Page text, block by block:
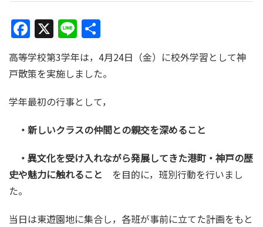
Facebook
X Line
有
高等学校第3学年は， 4月24日（金）に校外学習として神
戸散策を実施しました。
学年最初の行事として，
・新しいクラスの仲間との親交を深めること
・異文化を受け入れながら発展してきた港町・神戸の歴
史や魅力に触れること を目的に，班別行動を行いまし
た。
当日は東遊園地に集合し，各班が事前に立てた計画をもと